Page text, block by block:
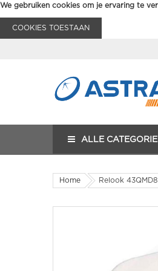
We gebruiken cookies om je ervaring te
COOKIES TOESTAAN
ALLE
Home Relook